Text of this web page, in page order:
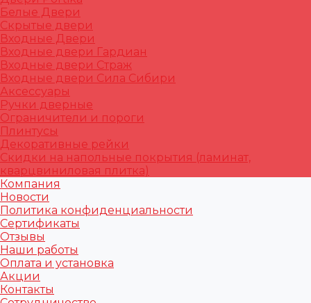
Белые Двери
Скрытые двери
Входные Двери
Входные двери Гардиан
Входные двери Страж
Входные двери Сила Сибири
Аксессуары
Ручки дверные
Ограничители и пороги
Плинтусы
Декоративные рейки
Скидки на напольные покрытия (ламинат,
кварцвиниловая плитка)
Компания
Новости
Политика конфиденциальности
Сертификаты
Отзывы
Наши работы
Оплата и установка
Акции
Контакты